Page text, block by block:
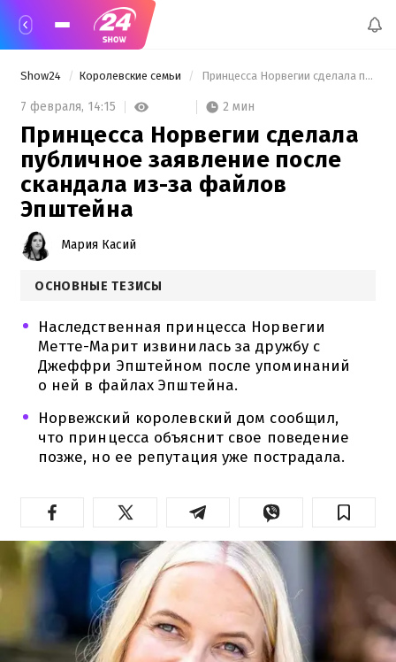
Show24 Королевские семьи Принцесса Норвегии сделала публичное заявление после скандала из-за файлов Эпштейна
7 февраля, 14:15 2 мин
Принцесса Норвегии сделала
публичное заявление после
скандала из-за файлов
Эпштейна
Мария Касий
ОСНОВНЫЕ ТЕЗИСЫ
Наследственная принцесса Норвегии
Метте-Марит извинилась за дружбу с
Джеффри Эпштейном после упоминаний
о ней в файлах Эпштейна.
Норвежский королевский дом сообщил,
что принцесса объяснит свое поведение
позже, но ее репутация уже пострадала.